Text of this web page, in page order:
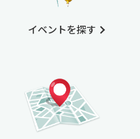
イベントを探す